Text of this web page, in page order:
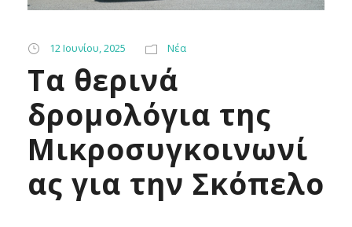
12 Ιουνίου, 2025 Νέα
Tα θερινά
δρομολόγια της
Μικροσυγκοινωνί
ας για την Σκόπελο